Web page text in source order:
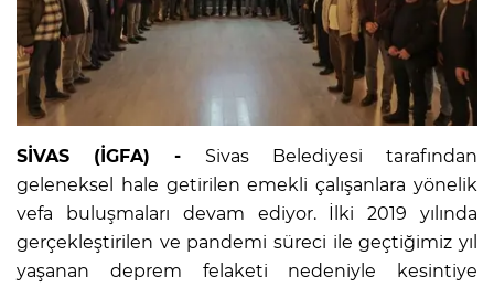
SİVAS (İGFA) - Sivas Belediyesi tarafından
geleneksel hale getirilen emekli çalışanlara yönelik
vefa buluşmaları devam ediyor. İlki 2019 yılında
gerçekleştirilen ve pandemi süreci ile geçtiğimiz yıl
yaşanan deprem felaketi nedeniyle kesintiye